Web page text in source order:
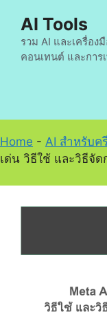
content
AI Tools
รวม AI และเครื่อง
คอนเทนต์ และกา
Home - AI สำหรับค
เด่น วิธีใช้ และวิธีจั